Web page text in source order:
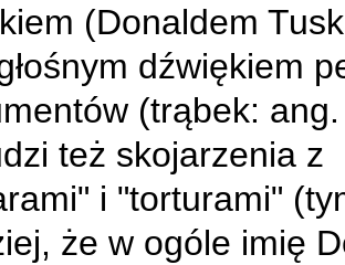
(Donaldem
dźwiękiem
(trąbek:
też skojarzenia z
i "torturami"
że w ogóle imię